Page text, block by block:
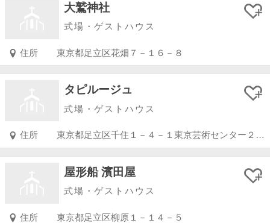
大鷲神社
式場・ゲストハウス
住所 東京都足立区花畑７－１６－８
タピルージュ
式場・ゲストハウス
住所 東京都足立区千住１－４－１東京芸術センター２０Ｆ
屋形船 濱田屋
式場・ゲストハウス
住所 東京都足立区柳原１－１４－５